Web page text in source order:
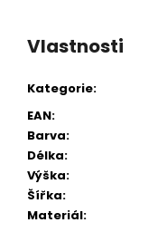
Vlastnosti
Kategorie:
EAN:
Barva:
Délka:
Výška:
Šířka:
Materiál: